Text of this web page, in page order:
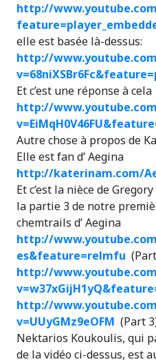
http://
elle est basée là-dessus:
http://
Et c’est une réponse à cela
http://
Autre chose à propos de
Elle est fan d’ Aegina
http://katerinam.com/
Et c’est la nièce de
la partie 3 de notre
chemtrails d’ Aegina
http://
es&feature=relmfu
http://
http://
v=UUyGMz9eOFM (Part
Nektarios Koukoulis, qui
de la vidéo ci-dessus, est